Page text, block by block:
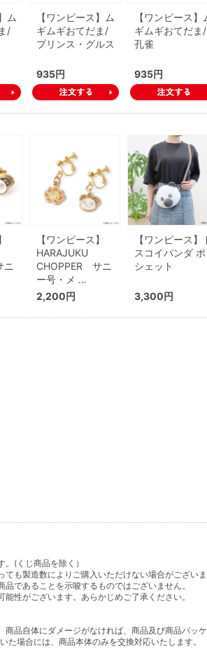
ム
/
【ワンピース】ム
ギムギおてだま/
プリンス・グルス
935円
【ワンピース】
ギムギおてだま/
孔雀
935円
ニ
【ワンピース】
HARAJUKU
CHOPPER サニ
ー号・メ …
2,200円
【ワンピース】
スコイパンダ ポ
シェット
3,300円
(くじ商品を除く）
も製造数によりご購入いただけない場合がございま
であることを示唆するものではございません。
性がございます。あらかじめご了承ください。
品自体にダメージがなければ、商品及び商品パッ
場合には、商品本体のみを交換対応いたします。